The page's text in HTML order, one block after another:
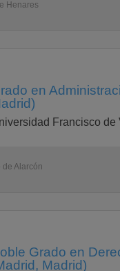
Henares
en
Francisco de
Alarcón
Grado en
Madrid)